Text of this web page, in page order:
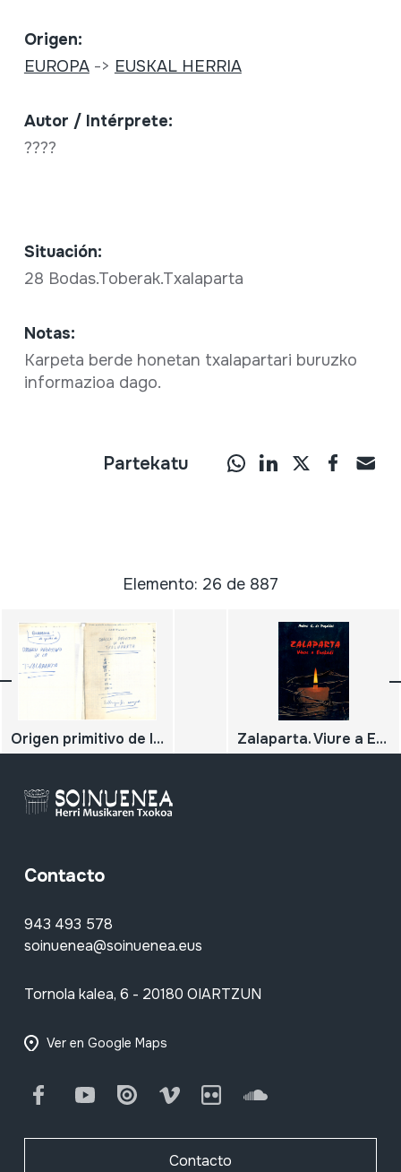
Origen:
EUROPA-> EUSKAL HERRIA
Autor / Intérprete:
????
Situación:
28 Bodas.Toberak.Txalaparta
Notas:
Karpeta berde honetan txalapartari buruzko
informazioa dago.
Partekatu
Elemento: 26 de 887
Origen primitivo de la txalaparta.Borrador de apuntes de Origen primitivo de la txalaparta Zalaparta. Viure a Euskadi
Contacto
943 493 578
soinuenea@soinuenea.eus
Tornola kalea, 6 - 20180 OIARTZUN
Ver en Google Maps
FacebookYoutube Issuu Vimeo Flickr SoundCloud
Contacto